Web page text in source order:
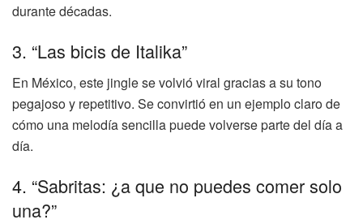
durante décadas.
3. “Las bicis de Italika”
En México, este jingle se volvió viral gracias a su tono
pegajoso y repetitivo. Se convirtió en un ejemplo claro de
cómo una melodía sencilla puede volverse parte del día a
día.
4. “Sabritas: ¿a que no puedes comer solo
una?”